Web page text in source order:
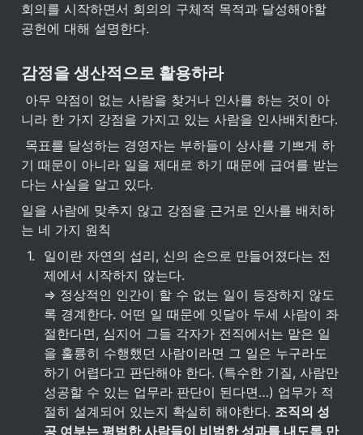
회의를 시작하면서 회의의 구체적 목적과 달성해야할
공헌에 대해 설명한다.
감정을 생산적으로 활용하라
니라 한 가지 강점을 가지고 있는 사람을 인사배치한다.
기 때문이 아니라 일을 제대로 하기 때문에 급여를 받는
다는 사실을 알고 있다.
일을 사람에 맞추지 않고 강점을 근거로 인사를 배치하
는 네 가지 원칙
1.
일이란 자연의 섭리, 신의 손으로 만들어졌다는 전
제에서 시작하지 않는다.
⇒ 정상적인 인간이 할 수 없는 일이 등장하지 않도
록 경계한다. 어떤 일 때문에 잇달아 두세 사람이 좌
절한다면, 심지어 그들 각자가 전직에서는 맡은 일
을 훌륭히 수행했던 사람이라면 그 일은 누구라도
하기 어렵다고 판단해야 한다. (특수한 기질, 사람만
성공할 수 있는 업무라 판단이 된다면…) 업무가 적
절히 설계되어 있는지 확실히 해야한다. 조직의 성
공 여부는 평범한 사람들이 비범한 성과를 내도록 만